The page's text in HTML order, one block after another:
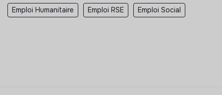
Emploi Humanitaire Emploi RSE Emploi Social